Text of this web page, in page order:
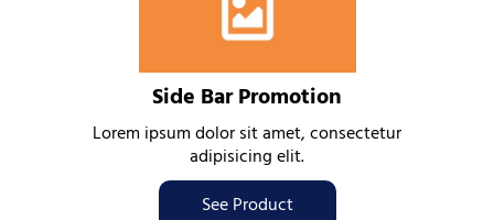
Side Bar Promotion
Lorem ipsum dolor sit amet, consectetur
adipisicing elit.
See Product